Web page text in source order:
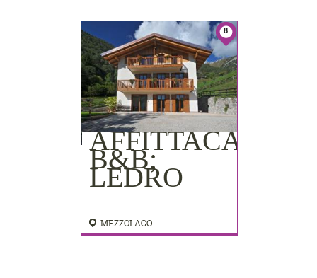
8
B&B;
LEDRO
MEZZOLAGO